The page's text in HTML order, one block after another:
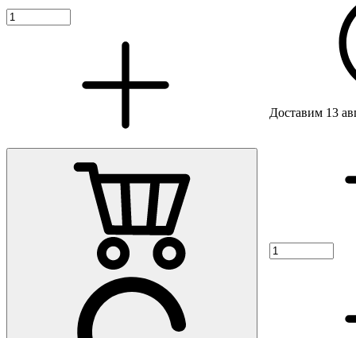
Доставим 13